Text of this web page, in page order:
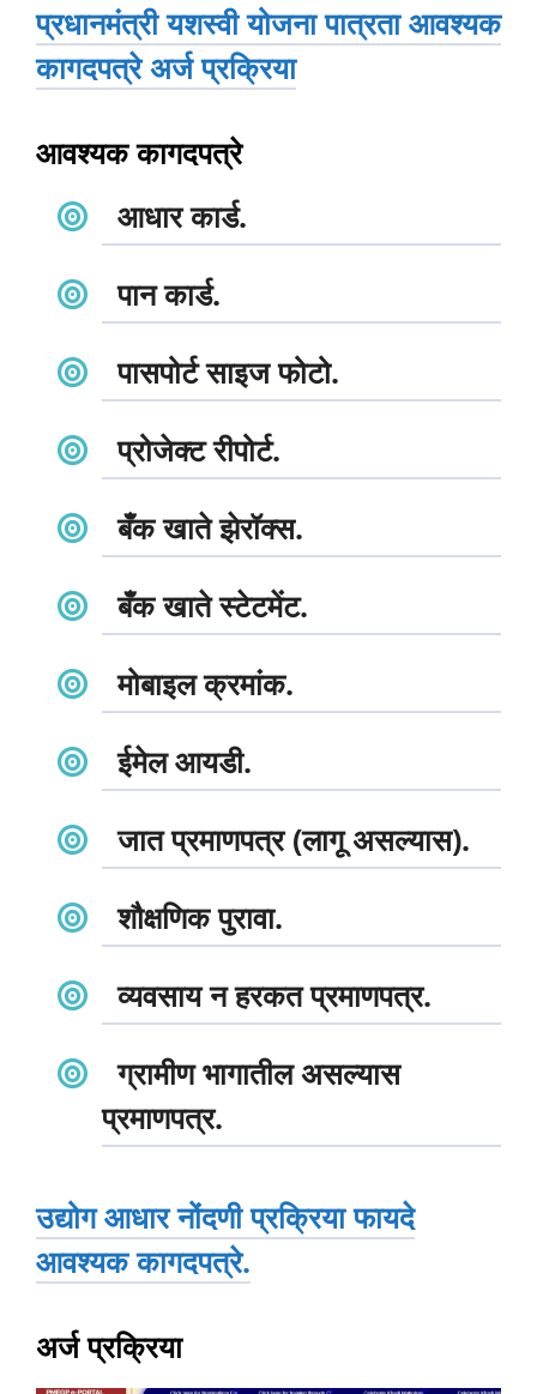
प्रधानमंत्री यशस्वी योजना पात्रता आवश्यक
कागदपत्रे अर्ज प्रक्रिया
आवश्यक कागदपत्रे
आधार कार्ड.
पान कार्ड.
पासपोर्ट साइज फोटो.
प्रोजेक्ट रीपोर्ट.
बँक खाते झेरॉक्स.
बँक खाते स्टेटमेंट.
मोबाइल क्रमांक.
ईमेल आयडी.
जात प्रमाणपत्र (लागू असल्यास).
शौक्षणिक पुरावा.
व्यवसाय न हरकत प्रमाणपत्र.
ग्रामीण भागातील असल्यास
प्रमाणपत्र.
उद्योग आधार नोंदणी प्रक्रिया फायदे
आवश्यक कागदपत्रे.
अर्ज प्रक्रिया